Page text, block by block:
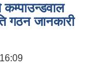
कम्पाउन्डवाल
गठन जानकारी